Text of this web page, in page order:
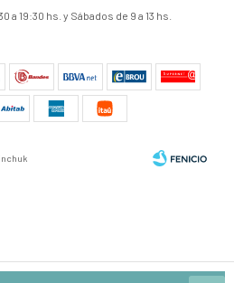
a 19:30 hs. y Sábados de 9 a 13 hs.